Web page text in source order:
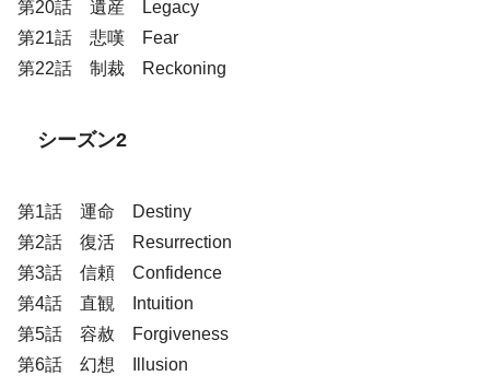
第20話 遺産 Legacy
第21話 悲嘆 Fear
第22話 制裁 Reckoning
シーズン2
第1話 運命 Destiny
第2話 復活 Resurrection
第3話 信頼 Confidence
第4話 直観 Intuition
第5話 容赦 Forgiveness
第6話 幻想 Illusion